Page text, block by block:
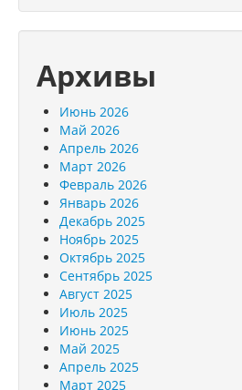
Архивы
Июнь 2026
Май 2026
Апрель 2026
Март 2026
Февраль 2026
Январь 2026
Декабрь 2025
Ноябрь 2025
Октябрь 2025
Сентябрь 2025
Август 2025
Июль 2025
Июнь 2025
Май 2025
Апрель 2025
Март 2025